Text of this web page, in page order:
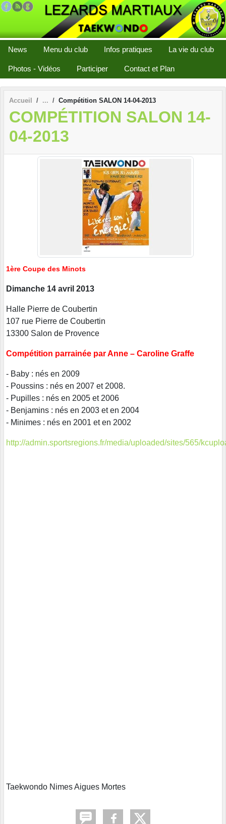
News Menu du club Infos pratiques La vie du club
Photos - Vidéos Participer Contact et Plan
Accueil Compétition SALON 14-04-2013
COMPÉTITION SALON 14-
04-2013
1ère Coupe des Minots
Dimanche 14 avril 2013
Halle Pierre de Coubertin
107 rue Pierre de Coubertin
13300 Salon de Provence
Compétition parrainée par Anne – Caroline Graffe
- Baby : nés en 2009
- Poussins : nés en 2007 et 2008.
- Pupilles : nés en 2005 et 2006
- Benjamins : nés en 2003 et en 2004
- Minimes : nés en 2001 et en 2002
http://admin.sportsregions.fr/media/uploaded/sites/565/
Taekwondo Nimes Aigues Mortes
Panneau de gestion des cookies